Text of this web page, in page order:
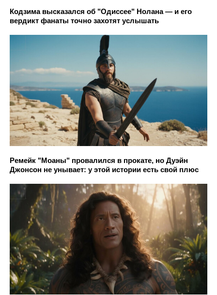
Кодзима высказался об "Одиссее" Нолана — и его
вердикт фанаты точно захотят услышать
Ремейк "Моаны" провалился в прокате, но Дуэйн
Джонсон не унывает: у этой истории есть свой плюс